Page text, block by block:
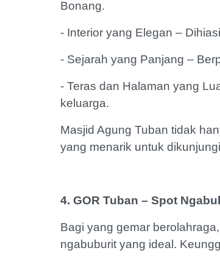
Bonang.
- Interior yang Elegan –
- Sejarah yang Panjang –
- Teras dan Halaman yang
keluarga.
Masjid Agung Tuban tidak
yang menarik untuk
4. GOR Tuban – Spot
Bagi yang gemar
ngabuburit yang ideal.